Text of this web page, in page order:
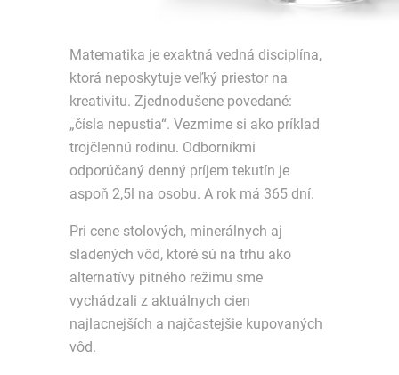
Matematika je exaktná vedná disciplína,
ktorá neposkytuje veľký priestor na
kreativitu. Zjednodušene povedané:
„čísla nepustia“. Vezmime si ako príklad
trojčlennú rodinu. Odborníkmi
odporúčaný denný príjem tekutín je
aspoň 2,5l na osobu. A rok má 365 dní.
Pri cene stolových, minerálnych aj
sladených vôd, ktoré sú na trhu ako
alternatívy pitného režimu sme
vychádzali z aktuálnych cien
najlacnejších a najčastejšie kupovaných
vôd.